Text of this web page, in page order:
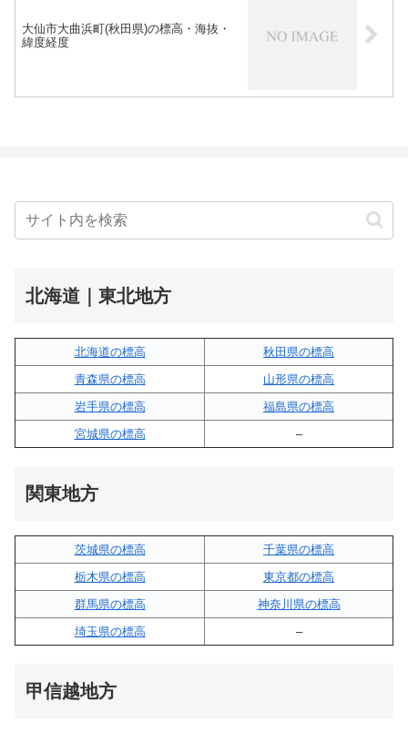
大仙市大曲浜町(秋田県)の標高・海抜・
緯度経度
北海道｜東北地方
北海道の標高
秋田県の標高
青森県の標高
山形県の標高
岩手県の標高
福島県の標高
宮城県の標高
–
関東地方
茨城県の標高
千葉県の標高
栃木県の標高
東京都の標高
群馬県の標高
神奈川県の標高
埼玉県の標高
–
甲信越地方